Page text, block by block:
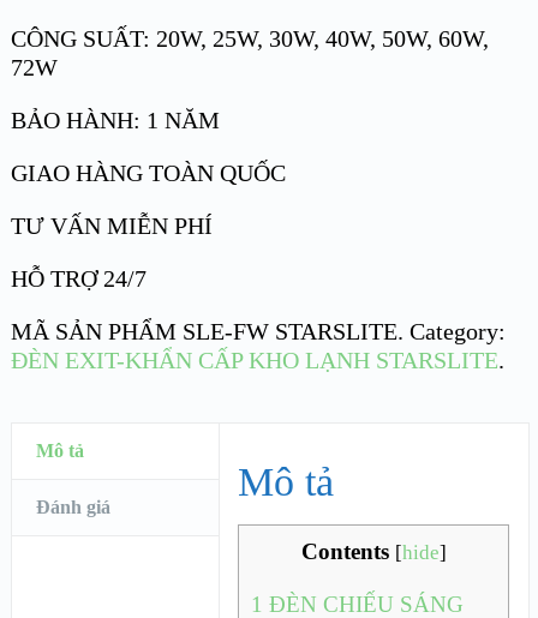
CÔNG SUẤT: 20W, 25W, 30W, 40W, 50W, 60W,
72W
BẢO HÀNH: 1 NĂM
GIAO HÀNG TOÀN QUỐC
TƯ VẤN MIỄN PHÍ
HỖ TRỢ 24/7
MÃ SẢN PHẨM SLE-FW STARSLITE. Category:
ĐÈN EXIT-KHẨN CẤP KHO LẠNH STARSLITE.
Mô tả
Đánh giá
Mô tả
Contents [hide]
1 ĐÈN CHIẾU SÁNG